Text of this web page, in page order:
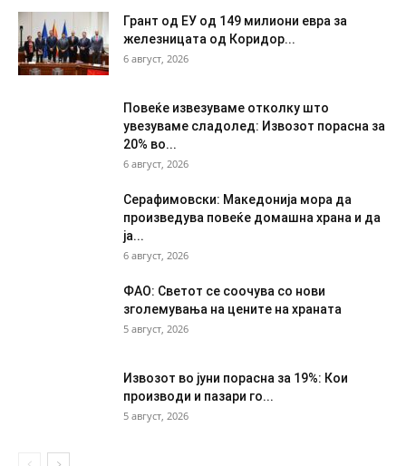
Грант од ЕУ од 149 милиони евра за
железницата од Коридор...
6 август, 2026
Повеќе извезуваме отколку што
увезуваме сладолед: Извозот порасна за
20% во...
6 август, 2026
Серафимовски: Македонија мора да
произведува повеќе домашна храна и да
ја...
6 август, 2026
ФАО: Светот се соочува со нови
зголемувања на цените на храната
5 август, 2026
Извозот во јуни порасна за 19%: Кои
производи и пазари го...
5 август, 2026